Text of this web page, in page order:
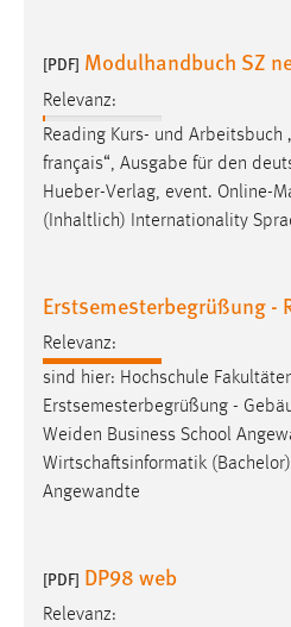
[PDF] Modulhandbuch SZ
Relevanz:
Reading Kurs- und Arbeitsbuch
français“, Ausgabe für den
Hueber-Verlag, event. Online-
(Inhaltlich) Internationality
Erstsemesterbegrüßung -
Relevanz:
sind hier: Hochschule
Erstsemesterbegrüßung -
Weiden Business School
Wirtschaftsinformatik
Angewandte
[PDF] DP98 web
Relevanz: